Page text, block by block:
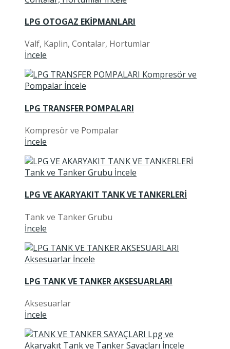
LPG OTOGAZ EKİPMANLARI
Valf, Kaplin, Contalar, Hortumlar
İncele
LPG TRANSFER POMPALARI
Kompresör ve Pompalar
İncele
LPG VE AKARYAKIT TANK VE TANKERLERİ
Tank ve Tanker Grubu
İncele
LPG TANK VE TANKER AKSESUARLARI
Aksesuarlar
İncele